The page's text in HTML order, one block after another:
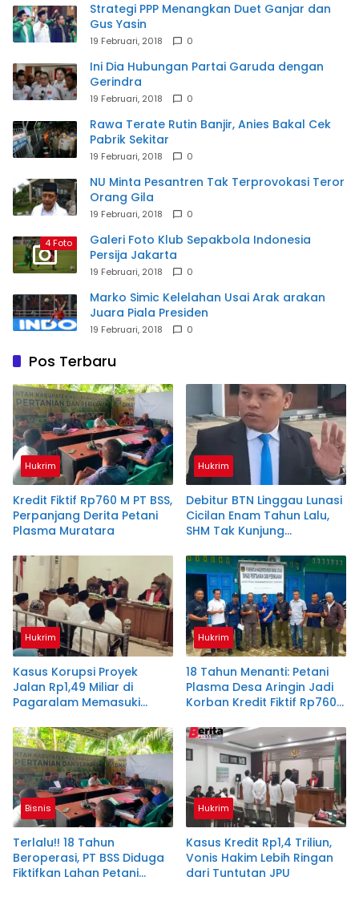
Strategi PPP Menangkan Duet Ganjar dan
Gus Yasin
19 Februari, 2018 0
Ini Dia Hubungan Partai Garuda dengan
Gerindra
19 Februari, 2018 0
Rawa Terate Rutin Banjir, Anies Bakal Cek
Pabrik Sekitar
19 Februari, 2018 0
NU Minta Pesantren Tak Terprovokasi Teror
Orang Gila
19 Februari, 2018 0
4 Foto
Galeri Foto Klub Sepakbola Indonesia
Persija Jakarta
19 Februari, 2018 0
Marko Simic Kelelahan Usai Arak arakan
Juara Piala Presiden
19 Februari, 2018 0
Pos Terbaru
Hukrim
Kredit Fiktif Rp760 M PT BSS,
Perpanjang Derita Petani
Plasma Muratara
Hukrim
Debitur BTN Linggau Lunasi
Cicilan Enam Tahun Lalu,
SHM Tak Kunjung
Hukrim
Kasus Korupsi Proyek
Jalan Rp1,49 Miliar di
Pagaralam Memasuki
Terdakwa Dituntut 2,5
Tahun Penjara
Hukrim
18 Tahun Menanti: Petani
Plasma Desa Aringin Jadi
Korban Kredit Fiktif Rp760
Bisnis
Terlalu!! 18 Tahun
Beroperasi, PT BSS Diduga
Fiktifkan Lahan Petani
Hukrim
Kasus Kredit Rp1,4 Triliun,
Vonis Hakim Lebih Ringan
dari Tuntutan JPU